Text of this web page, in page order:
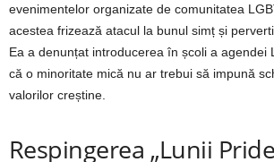
evenimentelor organizate de comunitatea
acestea frizează atacul la bunul simț și
Ea a denunțat introducerea în școli a agendei
că o minoritate mică nu ar trebui să impună
valorilor creștine.
Respingerea „Lunii